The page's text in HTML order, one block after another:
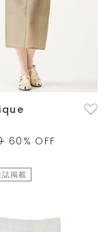
60 % OFF
誌掲載